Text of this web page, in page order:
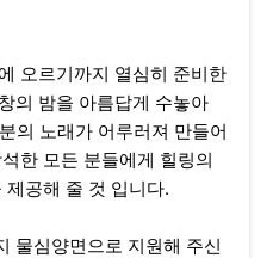
오르기까지 열심히 준비한
의 밤을 아름답게 수놓아
의 노래가 어루러져 만들어
한 모든 분들에게 힐링의
공해 줄 것 입니다.
물심양면으로 지원해 주신